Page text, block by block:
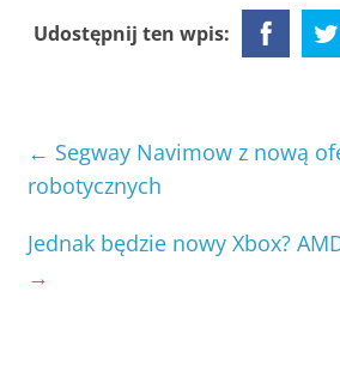
Udostępnij ten wpis:
← Segway Navimow z nową
robotycznych
Jednak będzie nowy Xbox?
→